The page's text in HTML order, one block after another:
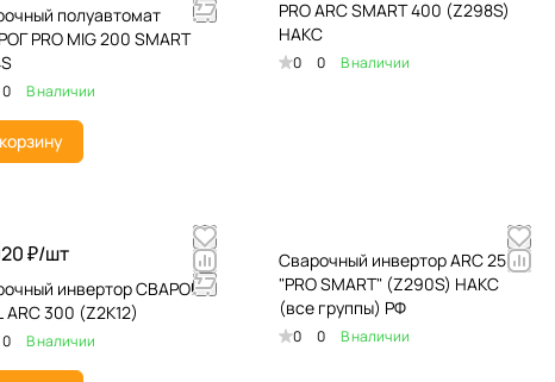
полуавтомат
PRO MIG 200 SMART
0 В наличии
PRO ARC SMART 400 (Z298S)
НАКС
0 0 В наличии
₽/шт
инвертор СВАРОГ
ARC 300 (Z2K12)
0 В наличии
Сварочный инвертор ARC 250
"PRO SMART" (Z290S) НАКС
(все группы) РФ
0 0 В наличии